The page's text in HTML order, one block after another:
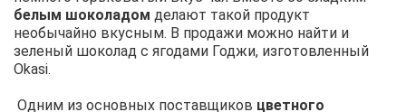
белым шоколадом делают такой продукт
необычайно вкусным. В продажи можно найти и
зеленый шоколад с ягодами Годжи, изготовленный
Okasi.
Одним из основных поставщиков цветного